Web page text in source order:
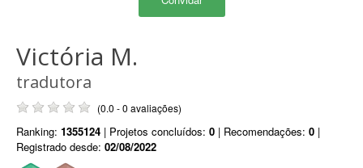
Victória M.
tradutora
(0.0 - 0 avaliações)
Ranking: 1355124 | Projetos concluídos: 0 | Recomendações: 0 |
Registrado desde: 02/08/2022